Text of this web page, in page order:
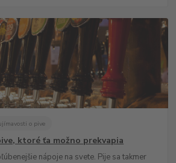
o pive
ktoré ťa možno prekvapia
nápoje na svete. Pije sa takmer